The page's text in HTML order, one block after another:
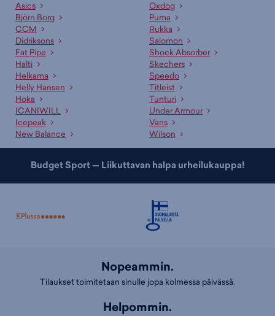
Asics
Björn Borg
CCM
Didriksons
Fat Pipe
Halti
Helkama
Helly Hansen
Hoka
ICANIWILL
Icepeak
New Balance
Oxdog
Puma
Rukka
Salomon
Shock Absorber
Skechers
Speedo
Titleist
Tunturi
Under Armour
Vans
Wilson
Budget Sport — Liikuttavan halpa urheilukauppa!
Nopeammin.
Tilaukset toimitetaan sinulle jopa kolmessa päivässä.
Helpommin.